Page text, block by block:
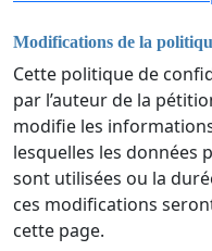
Modifications de la
Cette politique de
par l’auteur de la
modifie les
lesquelles les données
sont utilisées ou la
ces modifications
cette page.